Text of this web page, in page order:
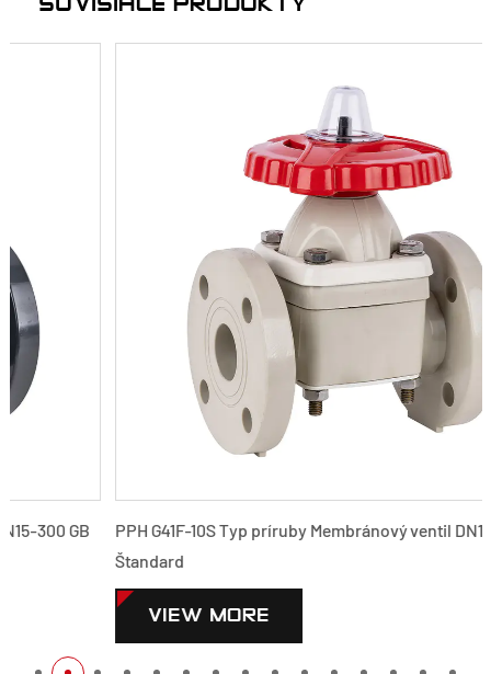
PPH G41F-10S Typ príruby Membránový ventil DN15-300 GB
VIEW MORE